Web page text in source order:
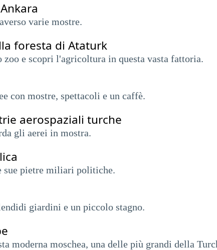
varie mostre.
foresta di Ataturk
e scopri l'agricoltura in questa vasta fattoria.
con mostre, spettacoli e un caffè.
aerospaziali turche
gli aerei in mostra.
sue pietre miliari politiche.
giardini e un piccolo stagno.
moderna moschea, una delle più grandi della